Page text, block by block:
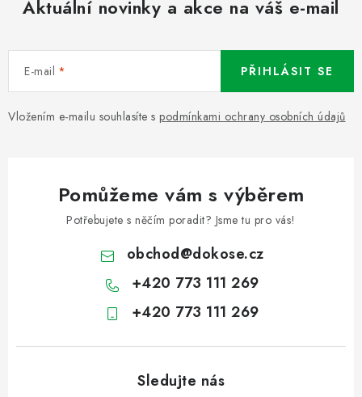
Aktuální novinky a akce na váš e-mail
E-mail
Vložením e-mailu souhlasíte s podmínkami ochrany osobních údajů
PŘIHLÁSIT SE
Pomůžeme vám s výběrem
Potřebujete s něčím poradit? Jsme tu pro vás!
obchod@dokose.cz
+420 773 111 269
+420 773 111 269